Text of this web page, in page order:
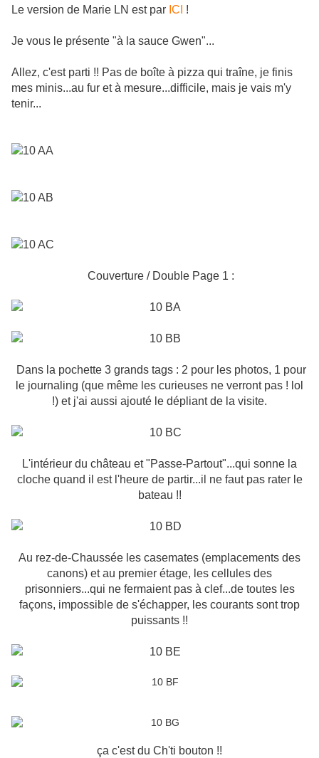
Le version de Marie LN est par ICI !
Je vous le présente "à la sauce Gwen"...
Allez, c'est parti !! Pas de boîte à pizza qui traîne, je finis
mes minis...au fur et à mesure...difficile, mais je vais m'y
tenir...
Couverture / Double Page 1 :
Dans la pochette 3 grands tags : 2 pour les photos, 1 pour
le journaling (que même les curieuses ne verront pas ! lol
!) et j'ai aussi ajouté le dépliant de la visite.
L'intérieur du château et "Passe-Partout"...qui sonne la
cloche quand il est l'heure de partir...il ne faut pas rater le
bateau !!
Au rez-de-Chaussée les casemates (emplacements des
canons) et au premier étage, les cellules des
prisonniers...qui ne fermaient pas à clef...de toutes les
façons, impossible de s'échapper, les courants sont trop
puissants !!
ça c'est du Ch'ti bouton !!